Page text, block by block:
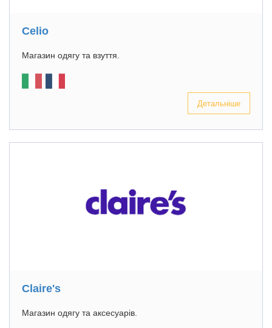
Celio
Магазин одягу та взуття.
Детальніше
Claire's
Магазин одягу та аксесуарів.